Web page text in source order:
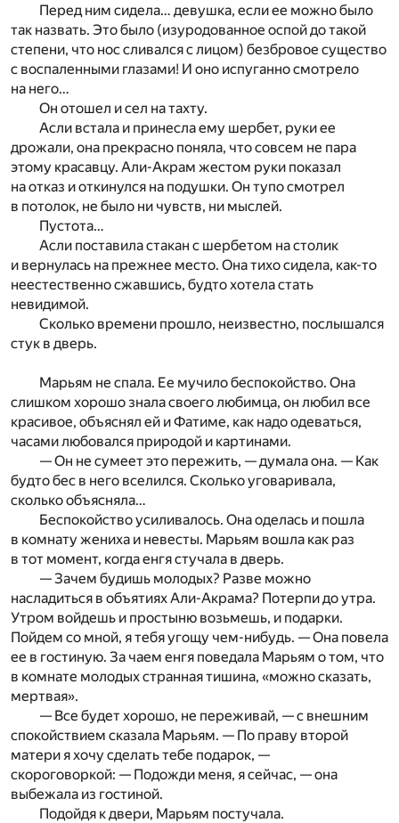
Перед ним сидела… девушка, если ее можно было
так назвать. Это было (изуродованное оспой до такой
степени, что нос сливался с лицом) безбровое существо
с воспаленными глазами! И оно испуганно смотрело
на него…
Он отошел и сел на тахту.
Асли встала и принесла ему шербет, руки ее
дрожали, она прекрасно поняла, что совсем не пара
этому красавцу. Али-Акрам жестом руки показал
на отказ и откинулся на подушки. Он тупо смотрел
в потолок, не было ни чувств, ни мыслей.
Пустота…
Асли поставила стакан с шербетом на столик
и вернулась на прежнее место. Она тихо сидела, как-то
неестественно сжавшись, будто хотела стать
невидимой.
Сколько времени прошло, неизвестно, послышался
стук в дверь.
Марьям не спала. Ее мучило беспокойство. Она
слишком хорошо знала своего любимца, он любил все
красивое, объяснял ей и Фатиме, как надо одеваться,
часами любовался природой и картинами.
— Он не сумеет это пережить, — думала она. — Как
будто бес в него вселился. Сколько уговаривала,
сколько объясняла…
Беспокойство усиливалось. Она оделась и пошла
в комнату жениха и невесты. Марьям вошла как раз
в тот момент, когда енгя стучала в дверь.
— Зачем будишь молодых? Разве можно
насладиться в объятиях Али-Акрама? Потерпи до утра.
Утром войдешь и простыню возьмешь, и подарки.
Пойдем со мной, я тебя угощу чем-нибудь. — Она повела
ее в гостиную. За чаем енгя поведала Марьям о том, что
в комнате молодых странная тишина, «можно сказать,
мертвая».
— Все будет хорошо, не переживай, — с внешним
спокойствием сказала Марьям. — По праву второй
матери я хочу сделать тебе подарок, —
скороговоркой: — Подожди меня, я сейчас, — она
выбежала из гостиной.
Подойдя к двери, Марьям постучала.